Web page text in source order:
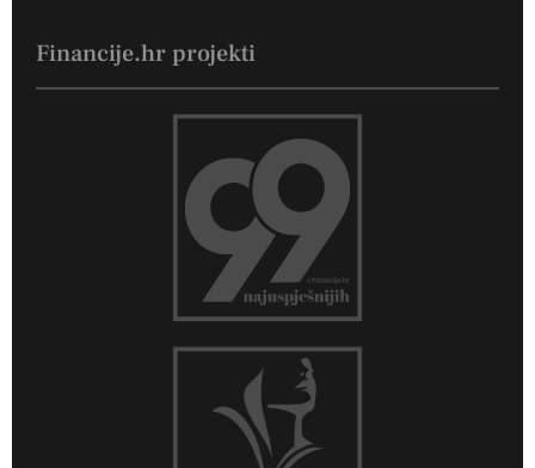
Financije.hr projekti